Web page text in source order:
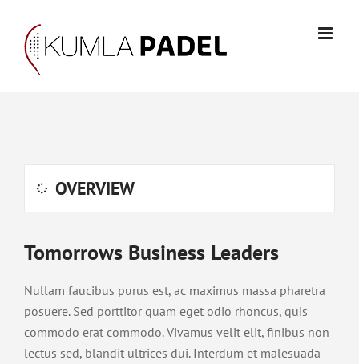
innehållet
OVERVIEW
Tomorrows Business Leaders
Nullam faucibus purus est, ac maximus massa pharetra
posuere. Sed porttitor quam eget odio rhoncus, quis
commodo erat commodo. Vivamus velit elit, finibus non
lectus sed, blandit ultrices dui. Interdum et malesuada